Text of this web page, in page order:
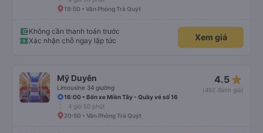
19:50 • Văn Phòng Trà Quýt
Không cần thanh toán trước
Xác nhận chỗ ngay lập tức
Xem giá
Mỹ Duyên
Limousine 34 giường
4.5 star_rate
(452 đánh giá)
16:00 • Bến xe Miền Tây - Quầy vé số 16
4 giờ 50 phút
20:50 • Văn Phòng Trà Quýt